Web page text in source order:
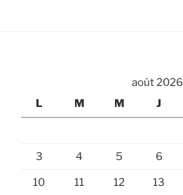
août 2026
L
M M J
3 4 5 6
10 11 12 13